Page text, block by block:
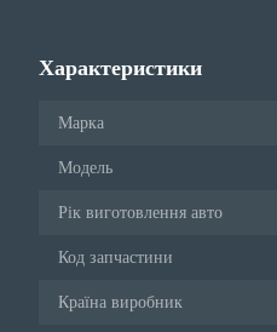
Характеристики
Марка
Модель
Рік виготовлення авто
Код запчастини
Країна виробник